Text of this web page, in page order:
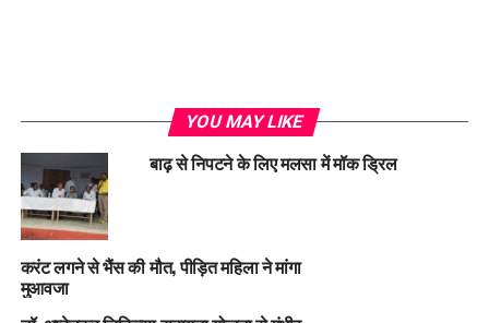
YOU MAY LIKE
बाढ़ से निपटने के लिए मलसा में मॉक ड्रिल
करंट लगने से भैंस की मौत, पीड़ित महिला ने मांगा
मुआवजा